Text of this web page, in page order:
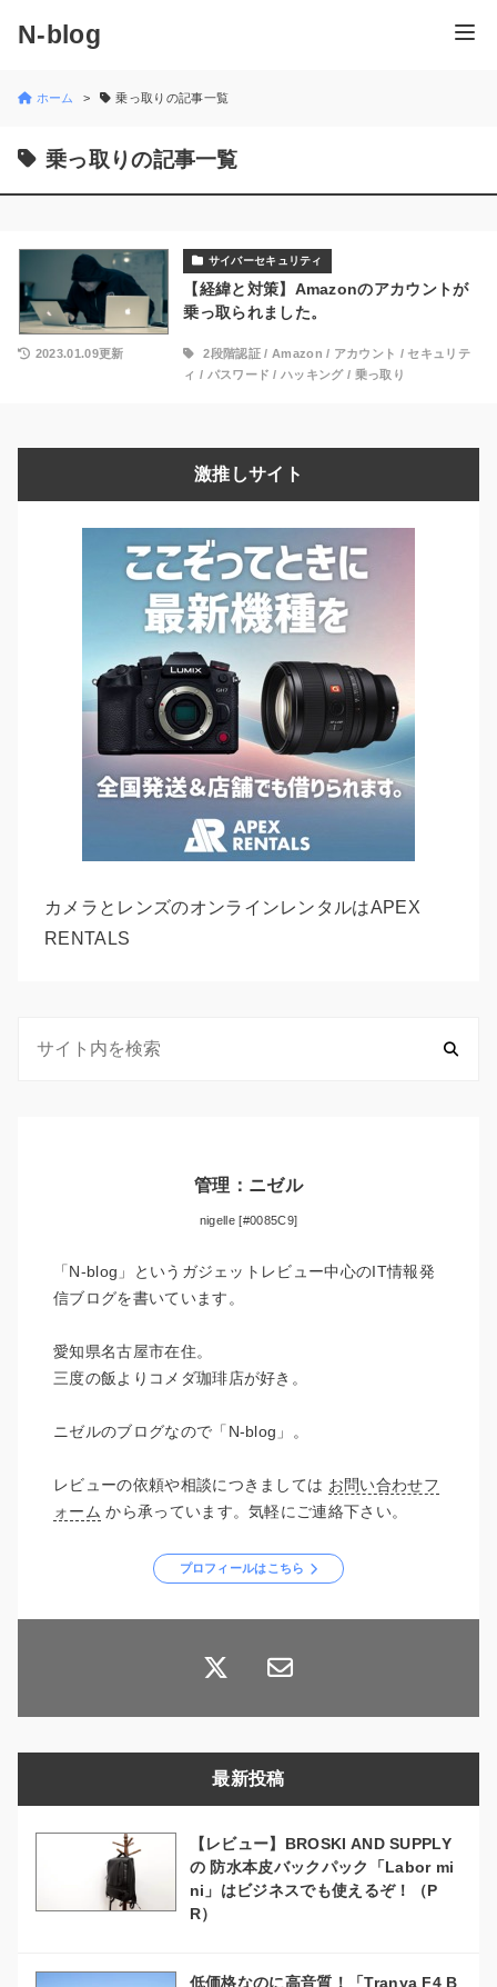
N-blog
ホーム 乗っ取りの記事一覧
乗っ取りの記事一覧
サイバーセキュリティ
【経緯と対策】Amazonのアカウントが
乗っ取られました。
2023.01.09更新 2段階認証/ Amazon / アカウント / セキュリテ
ィ / パスワード /ハッキング/ 乗っ取り
激推しサイト
カメラとレンズのオンラインレンタルはAPEX
RENTALS
管理：ニゼル
nigelle [#0085C9]
「N-blog」というガジェットレビュー中心のIT情報発
信ブログを書いています。
愛知県名古屋市在住。
三度の飯よりコメダ珈琲店が好き。
ニゼルのブログなので「N-blog」。
レビューの依頼や相談につきましては お問い合わせフ
ォーム から承っています。気軽にご連絡下さい。
プロフィールはこちら
最新投稿
【レビュー】BROSKI AND SUPPLY
の 防水本皮バックパック「Labor mi
ni」はビジネスでも使えるぞ！（P
R）
低価格なのに高音質！「Tranya F4 B